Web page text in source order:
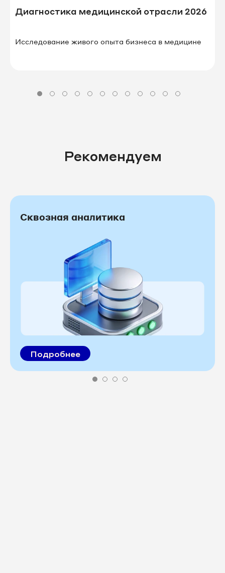
Диагностика медицинской отрасли 2026
Исследование живого опыта бизнеса в⁠ ⁠медицине
Рекомендуем
Сквозная аналитика
Подробнее